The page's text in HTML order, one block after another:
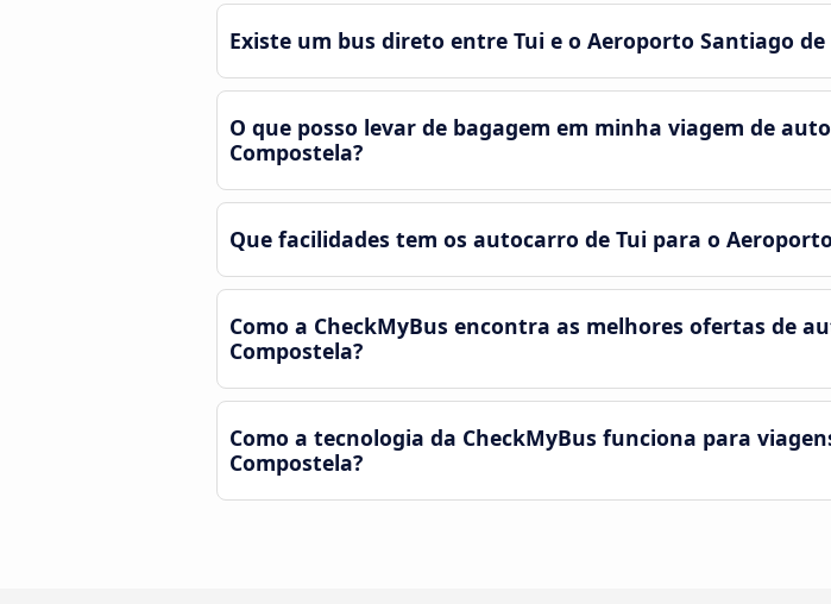
Existe um bus direto entre Tui e o Aeroporto Santiago de
O que posso levar de bagagem em minha viagem de
Compostela?
Que facilidades tem os autocarro de Tui para o
Como a CheckMyBus encontra as melhores ofertas de
Compostela?
Como a tecnologia da CheckMyBus funciona para
Compostela?